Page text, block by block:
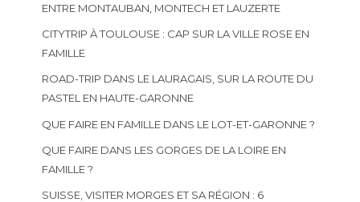
ENTRE MONTAUBAN, MONTECH ET LAUZERTE
CITYTRIP À TOULOUSE : CAP SUR LA VILLE ROSE EN
FAMILLE
ROAD-TRIP DANS LE LAURAGAIS, SUR LA ROUTE DU
PASTEL EN HAUTE-GARONNE
QUE FAIRE EN FAMILLE DANS LE LOT-ET-GARONNE ?
QUE FAIRE DANS LES GORGES DE LA LOIRE EN
FAMILLE ?
SUISSE, VISITER MORGES ET SA RÉGION : 6